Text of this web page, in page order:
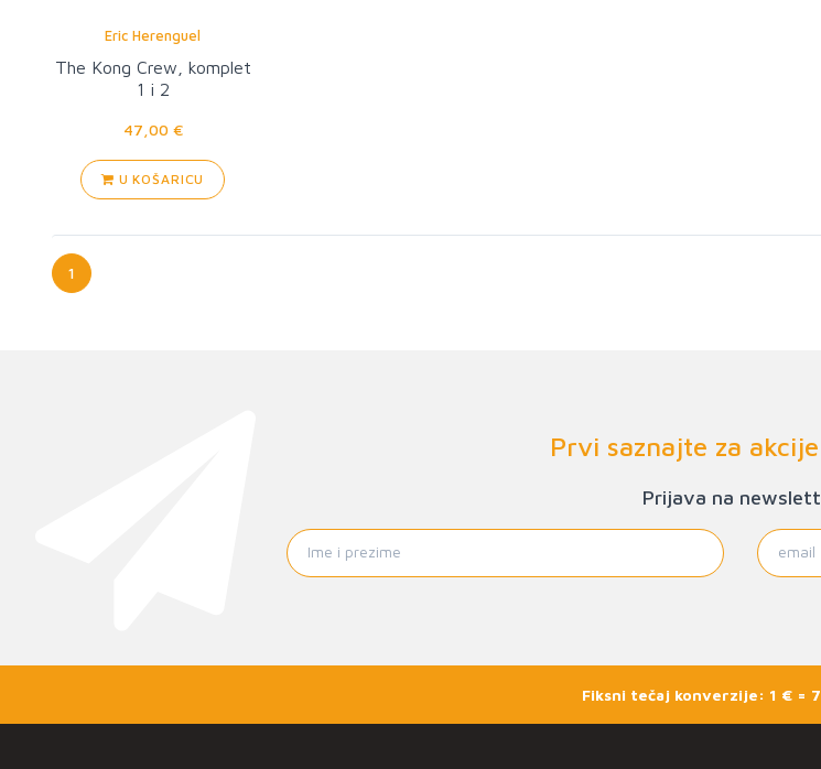
Eric Herenguel
The Kong Crew, komplet
1 i 2
47,00 €
U KOŠARICU
1
Prvi saznajte za
Prijava na
Fiksni tečaj konverzije: 1 € =